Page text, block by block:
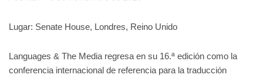
Lugar: Senate House, Londres, Reino Unido
Languages & The Media regresa en su 16.ª edición como la
conferencia internacional de referencia para la traducción